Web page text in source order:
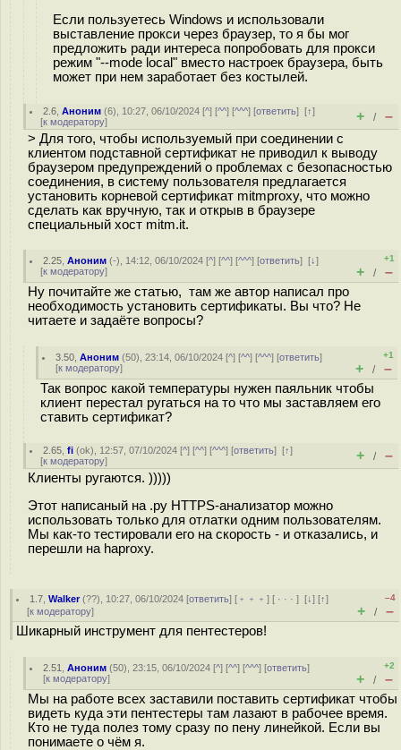
Если пользуетесь Windows и использовали
выставление прокси через браузер, то я бы мог
предложить ради интереса попробовать для прокси
режим "--mode local" вместо настроек браузера, быть
может при нем заработает без костылей.
2.6 ,Аноним (6), 10:27, 06/10/2024 [^] [^^] [^^^] [ответить][↑]
[к модератору] + / –
> Для того, чтобы используемый при соединении с
клиентом подставной сертификат не приводил к выводу
браузером предупреждений о проблемах с безопасностью
соединения, в систему пользователя предлагается
установить корневой сертификат mitmproxy, что можно
сделать как вручную, так и открыв в браузере
специальный хост mitm.it.
2.25 ,Аноним (-), 14:12, 06/10/2024 [^] [^^] [^^^] [ответить][↓]
[к модератору]
+1
+ / –
Ну почитайте же статью, там же автор написал про
необходимость установить сертификаты. Вы что? Не
читаете и задаёте вопросы?
3.50 ,Аноним (50), 23:14, 06/10/2024 [^] [^^] [^^^] [ответить]
[к модератору]
+1
+ / –
Так вопрос какой температуры нужен паяльник чтобы
клиент перестал ругаться на то что мы заставляем его
ставить сертификат?
2.65 ,fi (ok), 12:57, 07/10/2024 [^] [^^] [^^^] [ответить][↑]
[к модератору] + / –
Клиенты ругаются. )))))
Этот написаный на .py HTTPS-анализатор можно
использовать только для отлатки одним пользователям.
Мы как-то тестировали его на скорость - и отказались, и
перешли на haproxy.
1.7 ,Walker(??), 10:27, 06/10/2024 [ответить] [ ﹢﹢﹢] [ · · ·][↓] [↑]
[к модератору]
–4
+ / –
Шикарный инструмент для пентестеров!
2.51 ,Аноним (50), 23:15, 06/10/2024 [^] [^^] [^^^] [ответить]
[к модератору]
+2
+ / –
Мы на работе всех заставили поставить сертификат чтобы
видеть куда эти пентестеры там лазают в рабочее время.
Кто не туда полез тому сразу по пену линейкой. Если вы
понимаете о чём я.